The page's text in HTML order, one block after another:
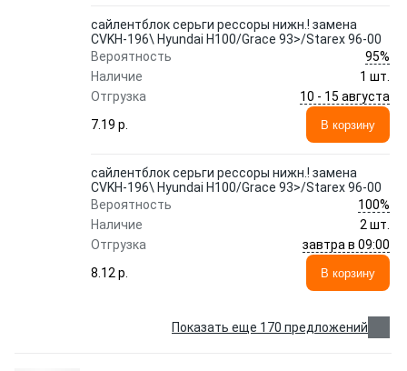
сайлентблок серьги рессоры нижн.! замена
CVKH-196\ Hyundai H100/Grace 93>/Starex 96-00
Вероятность
95%
Наличие
1 шт.
Отгрузка
10 - 15 августа
7.19 p.
В корзину
сайлентблок серьги рессоры нижн.! замена
CVKH-196\ Hyundai H100/Grace 93>/Starex 96-00
Вероятность
100%
Наличие
2 шт.
Отгрузка
завтра в 09:00
8.12 p.
В корзину
Показать еще 170 предложений